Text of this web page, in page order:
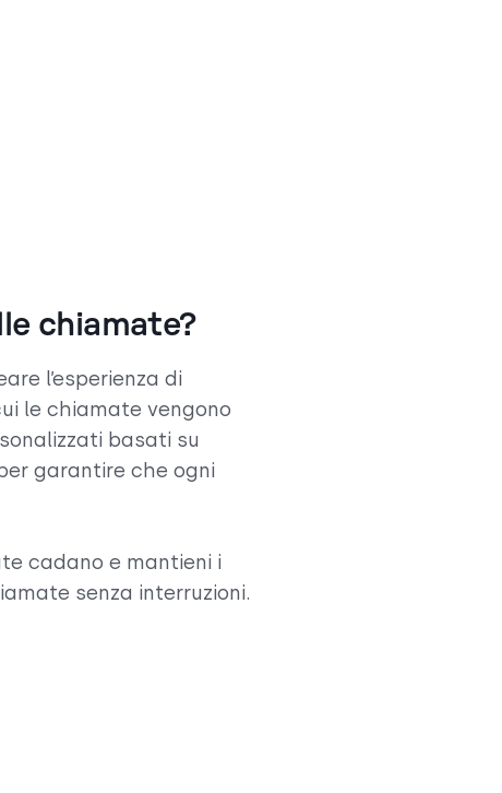
chiamate?
l’esperienza di
le chiamate vengono
basati su
garantire che ogni
cadano e mantieni i
senza interruzioni.